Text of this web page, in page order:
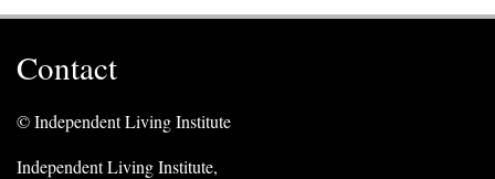
Contact
© Independent Living Institute
Independent Living Institute,